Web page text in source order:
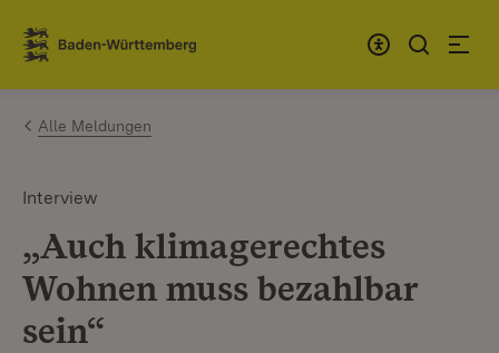
Zum Inhalt springen
Link zur Startseite
Alle Meldungen
Interview
„Auch klimagerechtes
Wohnen muss bezahlbar
sein“